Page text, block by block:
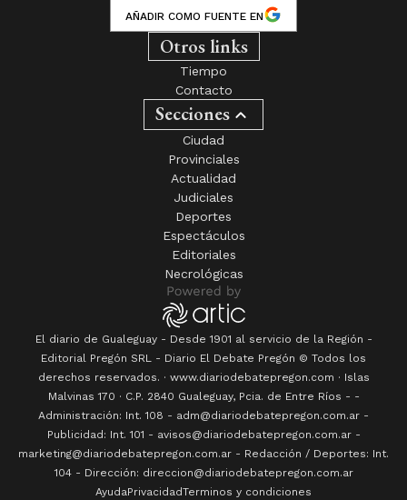
AÑADIR COMO FUENTE EN
Otros links
Tiempo
Contacto
Secciones
Ciudad
Provinciales
Actualidad
Judiciales
Deportes
Espectáculos
Editoriales
Necrológicas
El diario de Gualeguay - Desde 1901 al servicio de la Región -
Editorial Pregón SRL - Diario El Debate Pregón © Todos los
derechos reservados. · www.diariodebatepregon.com · Islas
Malvinas 170 · C.P. 2840 Gualeguay, Pcia. de Entre Ríos - -
Administración: Int. 108 - adm@diariodebatepregon.com.ar -
Publicidad: Int. 101 - avisos@diariodebatepregon.com.ar -
marketing@diariodebatepregon.com.ar - Redacción / Deportes: Int.
104 - Dirección: direccion@diariodebatepregon.com.ar
AyudaPrivacidadTerminos y condiciones